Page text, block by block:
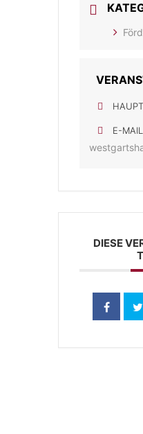
E-MAIL
DIESE